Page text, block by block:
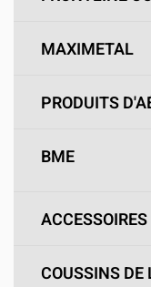
MAXIMETAL
PRODUITS
BME
ACCESSOIRES
COUSSINS DE